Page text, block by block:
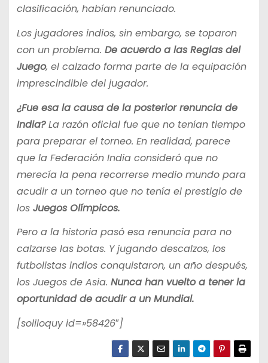
clasificación, habían renunciado.
Los jugadores indios, sin embargo, se toparon
con un problema. De acuerdo a las Reglas del
Juego, el calzado forma parte de la equipación
imprescindible del jugador.
¿Fue esa la causa de la posterior renuncia de
India?La razón oficial fue que no tenían tiempo
para preparar el torneo. En realidad, parece
que la Federación India consideró que no
merecía la pena recorrerse medio mundo para
acudir a un torneo que no tenía el prestigio de
los Juegos Olímpicos.
Pero a la historia pasó esa renuncia para no
calzarse las botas. Y jugando descalzos, los
futbolistas indios conquistaron, un año después,
los Juegos de Asia. Nunca han vuelto a tener la
oportunidad de acudir a un Mundial.
[soliloquy id=»58426″]